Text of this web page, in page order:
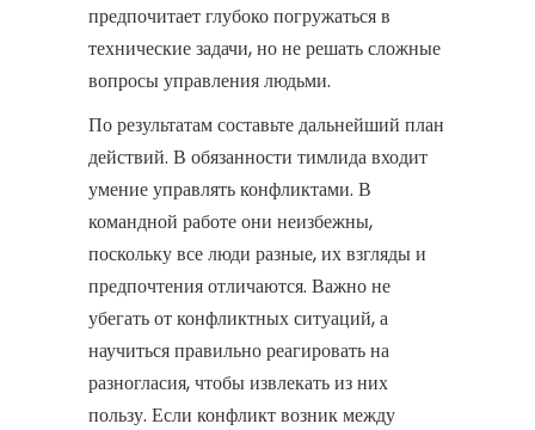
предпочитает глубоко погружаться в
технические задачи, но не решать сложные
вопросы управления людьми.
По результатам составьте дальнейший план
действий. В обязанности тимлида входит
умение управлять конфликтами. В
командной работе они неизбежны,
поскольку все люди разные, их взгляды и
предпочтения отличаются. Важно не
убегать от конфликтных ситуаций, а
научиться правильно реагировать на
разногласия, чтобы извлекать из них
пользу. Если конфликт возник между